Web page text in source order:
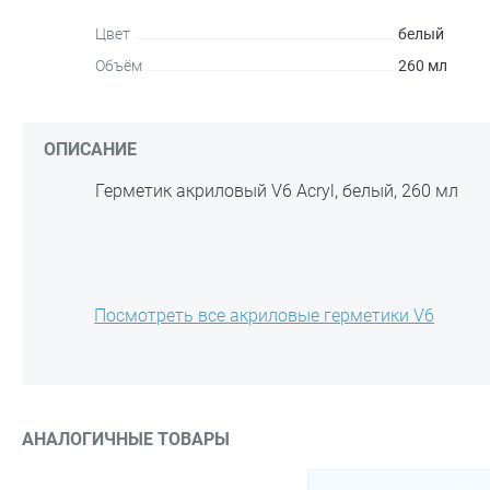
Цвет
белый
Объём
260 мл
ОПИСАНИЕ
Герметик акриловый V6 Acryl, белый, 260 мл
Посмотреть все акриловые герметики V6
АНАЛОГИЧНЫЕ ТОВАРЫ